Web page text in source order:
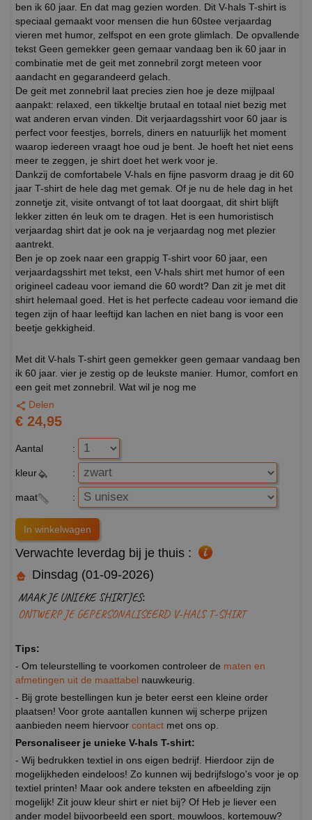
ben ik 60 jaar. En dat mag gezien worden. Dit V-hals T-shirt is
speciaal gemaakt voor mensen die hun 60stee verjaardag
vieren met humor, zelfspot en een grote glimlach. De opvallende
tekst Geen gemekker geen gemaar vandaag ben ik 60 jaar in
combinatie met de geit met zonnebril zorgt meteen voor
aandacht en gegarandeerd gelach.
De geit met zonnebril laat precies zien hoe je deze mijlpaal
aanpakt: relaxed, een tikkeltje brutaal en totaal niet bezig met
wat anderen ervan vinden. Dit verjaardagsshirt voor 60 jaar is
perfect voor feestjes, borrels, diners en natuurlijk het moment
waarop iedereen vraagt hoe oud je bent. Je hoeft het niet eens
meer te zeggen, je shirt doet het werk voor je.
Dankzij de comfortabele V-hals en fijne pasvorm draag je dit 60
jaar T-shirt de hele dag met gemak. Of je nu de hele dag in het
zonnetje zit, visite ontvangt of tot laat doorgaat, dit shirt blijft
lekker zitten én leuk om te dragen. Het is een humoristisch
verjaardag shirt dat je ook na je verjaardag nog met plezier
aantrekt.
Ben je op zoek naar een grappig T-shirt voor 60 jaar, een
verjaardagsshirt met tekst, een V-hals shirt met humor of een
origineel cadeau voor iemand die 60 wordt? Dan zit je met dit
shirt helemaal goed. Het is het perfecte cadeau voor iemand die
tegen zijn of haar leeftijd kan lachen en niet bang is voor een
beetje gekkigheid.
Met dit V-hals T-shirt geen gemekker geen gemaar vandaag ben
ik 60 jaar. vier je zestig op de leukste manier. Humor, comfort en
een geit met zonnebril. Wat wil je nog me
Delen
€ 24,95
Aantal :
kleur :
maat :
Verwachte leverdag bij je thuis :
Dinsdag (01-09-2026)
MAAK JE UNIEKE SHIRTJES:
ONTWERP JE GEPERSONALISEERD V-HALS T-SHIRT
Tips:
- Om teleurstelling te voorkomen controleer de maten en
afmetingen uit de maattabel nauwkeurig.
- Bij grote bestellingen kun je beter eerst een kleine order
plaatsen! Voor grote aantallen kunnen wij scherpe prijzen
aanbieden neem hiervoor contact met ons op.
Personaliseer je unieke V-hals T-shirt:
- Wij bedrukken textiel in ons eigen bedrijf. Hierdoor zijn de
mogelijkheden eindeloos! Zo kunnen wij bedrijfslogo's voor je op
textiel printen! Maar ook andere teksten en afbeelding zijn
mogelijk! Zit jouw kleur shirt er niet bij? Of Heb je liever een
ander model bijvoorbeeld een sport, mouwloos, kortemouw?